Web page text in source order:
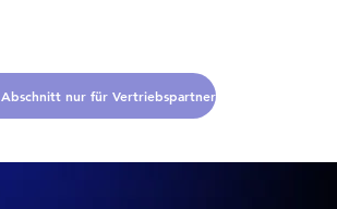
Abschnitt nur für Vertriebspartner